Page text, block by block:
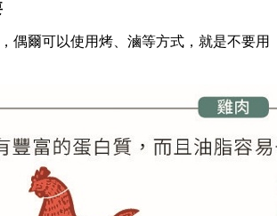
偶爾可以使用烤、滷等方式，就是不要用